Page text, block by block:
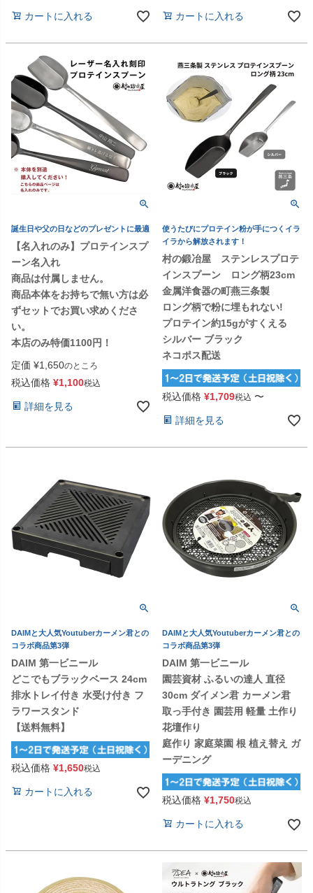
カートに入れる カートに入れる
誕生日や父の日などのプレゼントに最適
【名入れのみ】プロテインスプ
ーン名入れ
商品は付属しません。
商品本体をお持ちで無い方は必
ずセットでお買い求めくださ
い。
本店のみ特価1100円！
定価 ¥1,650のところ
税込価格 ¥1,100税込
詳細を見る
使うたびにプロテイン粉が手につくイラ
イラから解放されます！
村の鍛冶屋 ステンレスプロテ
インスプーン ロング柄23cm
金属洋食器の町燕三条製
ロング柄で粉に埋もれない!
プロテイン約15gがすくえる
シルバー ブラック
ネコポス配送
税込価格 ¥1,709税込 〜
詳細を見る
DAIMと大人気Youtuberカーメン君との
コラボ商品第3弾
DAIM 第一ビニール
どこでもブラックベース 24cm
排水トレイ付き 水受け付き フ
ラワースタンド
【送料無料】
税込価格 ¥1,650税込
カートに入れる
DAIMと大人気Youtuberカーメン君との
コラボ商品第3弾
DAIM 第一ビニール
園芸資材 ふるいの達人 直径
30cm ダイメン君 カーメン君
取っ手付き 園芸用 軽量 土作り
花壇作り
庭作り 家庭菜園 根 植え替え ガ
ーデニング
税込価格 ¥1,750税込
カートに入れる